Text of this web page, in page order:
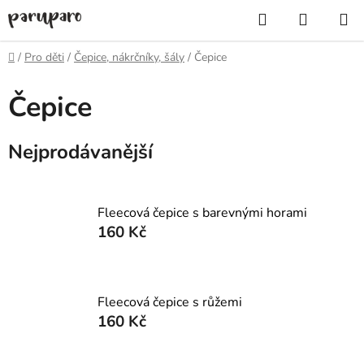
na
obsah
Hledat
KOŠÍK
Domů
/ Pro děti / Čepice, nákrčníky, šály / Čepice
Čepice
Nejprodávanější
Fleecová čepice s barevnými horami
160 Kč
Fleecová čepice s růžemi
160 Kč